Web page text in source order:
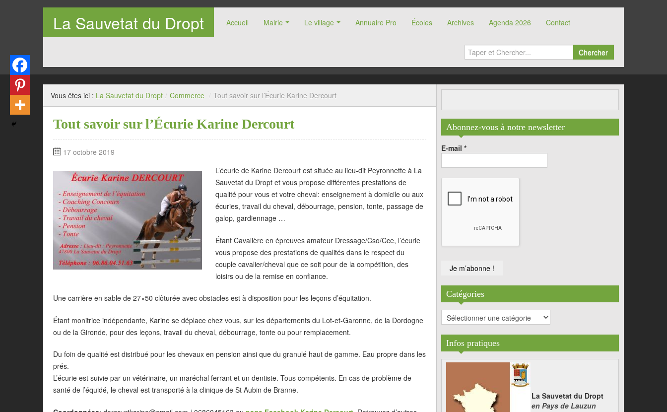
La Sauvetat du Dropt Accueil Mairie Le village Annuaire Pro Écoles Archives Agenda 2026 Contact
Chercher
Vous êtes ici : La Sauvetat du Dropt / Commerce / Tout savoir sur l’Écurie Karine Dercourt
Tout savoir sur l’Écurie Karine Dercourt
17 octobre 2019
L’écurie de Karine Dercourt est située au lieu-dit Peyronnette à La
Sauvetat du Dropt et vous propose différentes prestations de
qualité pour vous et votre cheval: enseignement à domicile ou aux
écuries, travail du cheval, débourrage, pension, tonte, passage de
galop, gardiennage …
Étant Cavalière en épreuves amateur Dressage/Cso/Cce, l’écurie
vous propose des prestations de qualités dans le respect du
couple cavalier/cheval que ce soit pour de la compétition, des
loisirs ou de la remise en confiance.
Une carrière en sable de 27×50 clôturée avec obstacles est à disposition pour les leçons d’équitation.
Étant monitrice indépendante, Karine se déplace chez vous, sur les départements du Lot-et-Garonne, de la Dordogne
ou de la Gironde, pour des leçons, travail du cheval, débourrage, tonte ou pour remplacement.
Du foin de qualité est distribué pour les chevaux en pension ainsi que du granulé haut de gamme. Eau propre dans les
prés.
L’écurie est suivie par un vétérinaire, un maréchal ferrant et un dentiste. Tous compétents. En cas de problème de
santé de l’équidé, le cheval est transporté à la clinique de St Aubin de Branne.
Abonnez-vous à notre newsletter
E-mail *
Catégories
Catégories
Infos pratiques
La Sauvetat du Dropt
en Pays de Lauzun